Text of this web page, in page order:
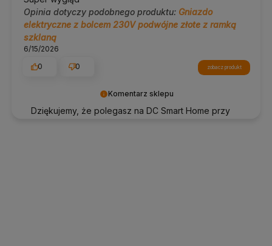
Komentarz sklepu
Dziękujemy, że polegasz na DC Smart Home przy
Opinia dotyczy podobnego produktu: Gniazdo
elektryczne z bolcem 230V podwójne złote z ramką
szklaną
6/15/2026
0
0 zobacz produkt